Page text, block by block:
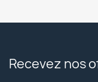
Recevez nos